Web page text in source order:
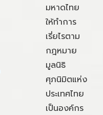
มหาดไทย
ให้ทำการ
เรี่ยไรตาม
กฎหมาย
มูลนิธิ
ศุภนิมิตแห่ง
ประเทศไทย
เป็นองค์กร